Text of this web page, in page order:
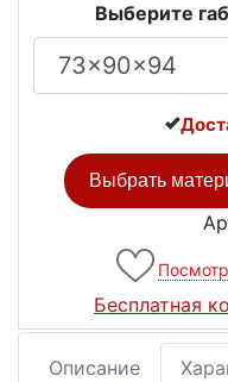
Выберите
Выбрать
Бесплатная
Описание